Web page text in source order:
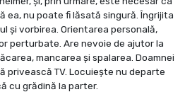
ea, nu poate fi lăsată singură. Îngrijita
și vorbirea. Orientarea personală,
perturbate. Are nevoie de ajutor la
mancarea și spalarea. Doamnei
privească TV. Locuiește nu departe
cu grădină la parter.